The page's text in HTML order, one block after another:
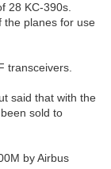
28 KC-390s.
the planes for use
transceivers.
said that with the
sold to
by Airbus